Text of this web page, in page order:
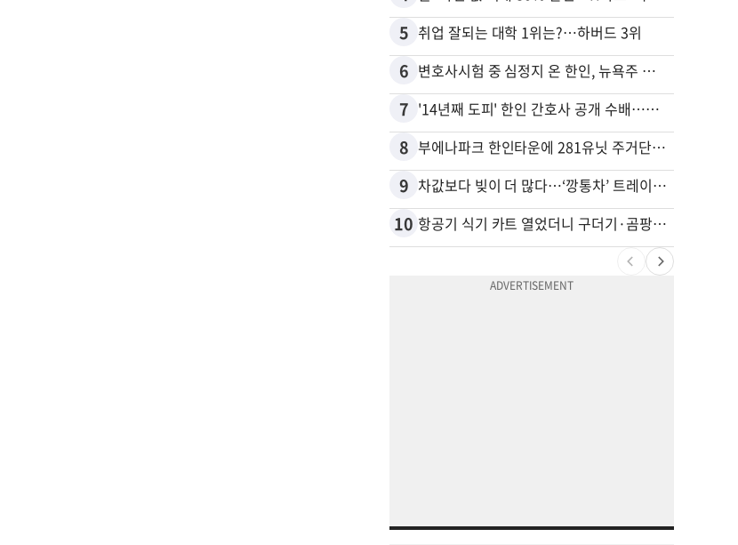
5 취업 잘되는 대학 1위는?…하버드 3위
6 변호사시험 중 심정지 온 한인, 뉴욕주 제소
7 '14년째 도피' 한인 간호사 공개 수배…메디케어 사기 유죄
8 부에나파크 한인타운에 281유닛 주거단지 들어선다
9 차값보다 빚이 더 많다…‘깡통차’ 트레이드인 급증
10 항공기 식기 카트 열었더니 구더기·곰팡이…LAX 기내식 업체 논란